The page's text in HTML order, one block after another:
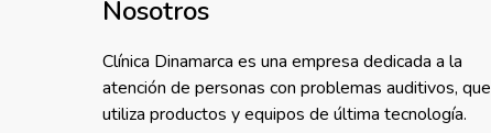
Nosotros
Clínica Dinamarca es una empresa dedicada a la
atención de personas con problemas auditivos, que
utiliza productos y equipos de última tecnología.